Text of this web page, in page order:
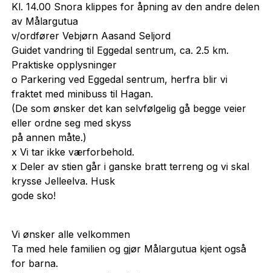
Kl. 14.00 Snora klippes for åpning av den andre delen
av Målargutua
v/ordfører Vebjørn Aasand Seljord
Guidet vandring til Eggedal sentrum, ca. 2.5 km.
Praktiske opplysninger
o Parkering ved Eggedal sentrum, herfra blir vi
fraktet med minibuss til Hagan.
(De som ønsker det kan selvfølgelig gå begge veier
eller ordne seg med skyss
på annen måte.)
x Vi tar ikke værforbehold.
x Deler av stien går i ganske bratt terreng og vi skal
krysse Jelleelva. Husk
gode sko!
Vi ønsker alle velkommen
Ta med hele familien og gjør Målargutua kjent også
for barna.